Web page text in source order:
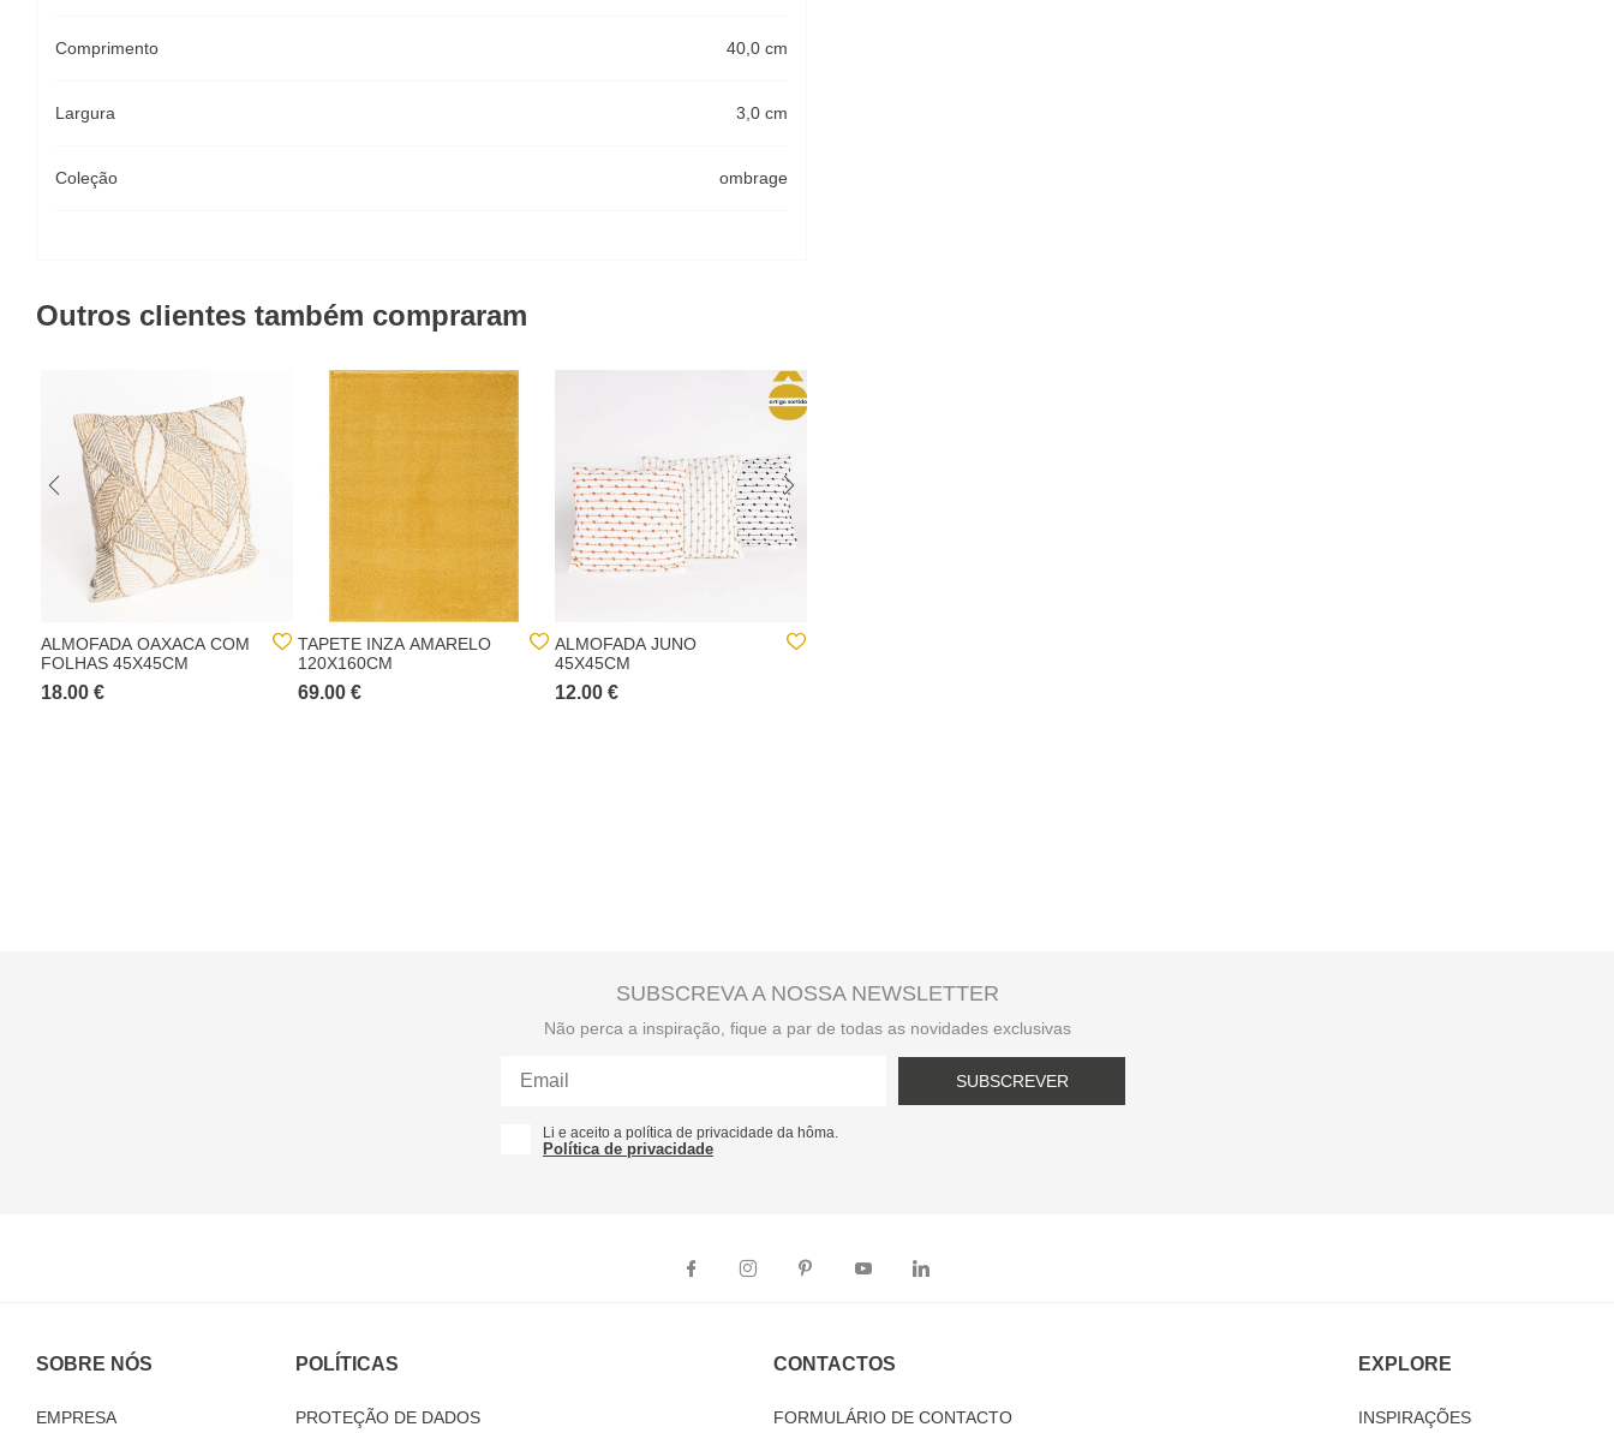
Comprimento 40,0 cm
Largura 3,0 cm
Coleção ombrage
Outros clientes também compraram
ALMOFADA OAXACA COM
FOLHAS 45X45CM
18.00 €
TAPETE INZA AMARELO
120X160CM
69.00 €
ALMOFADA JUNO
45X45CM
12.00 €
SUBSCREVA A NOSSA NEWSLETTER
Não perca a inspiração, fique a par de todas as novidades exclusivas
SUBSCREVER
Li e aceito a política de privacidade da hôma.
Política de privacidade
SOBRE NÓS
EMPRESA
POLÍTICAS
PROTEÇÃO DE DADOS
CONTACTOS
FORMULÁRIO DE CONTACTO
EXPLORE
INSPIRAÇÕES